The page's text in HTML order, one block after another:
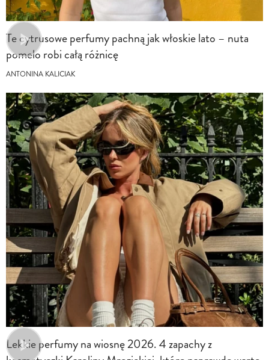
Te cytrusowe perfumy pachną jak włoskie lato – nuta
pomelo robi całą różnicę
ANTONINA KALICIAK
Lekkie perfumy na wiosnę 2026. 4 zapachy z